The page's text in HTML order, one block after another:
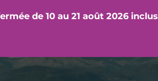
de 10 au 21 août 2026 inclus